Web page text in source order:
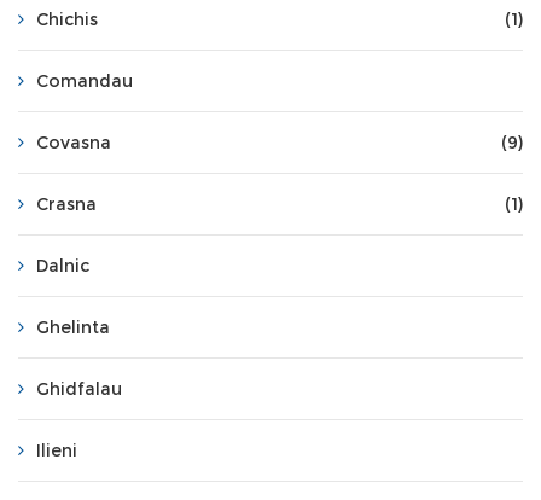
Chichis (1)
Comandau
Covasna (9)
Crasna (1)
Dalnic
Ghelinta
Ghidfalau
Ilieni